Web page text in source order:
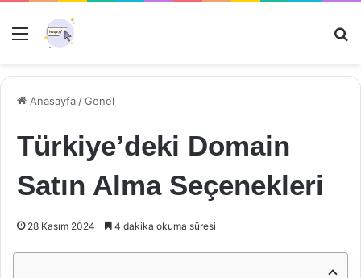
Menü
Anasayfa /Genel
Türkiye’deki Domain
Satın Alma Seçenekleri
28 Kasım 2024 4 dakika okuma süresi